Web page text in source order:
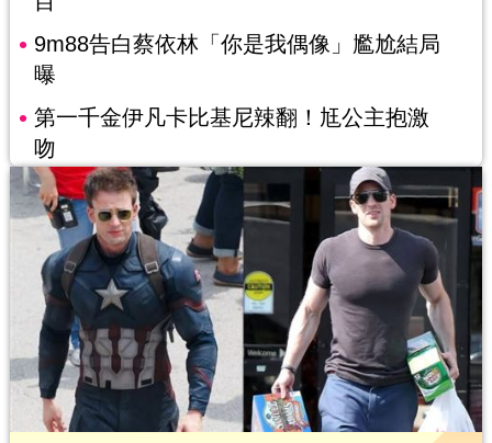
9m88告白蔡依林「你是我偶像」尷尬結局
曝
第一千金伊凡卡比基尼辣翻！尪公主抱激
吻